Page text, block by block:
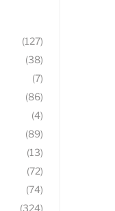
(127)
(38)
(7)
(86)
(4)
(89)
(13)
(72)
(74)
(324)